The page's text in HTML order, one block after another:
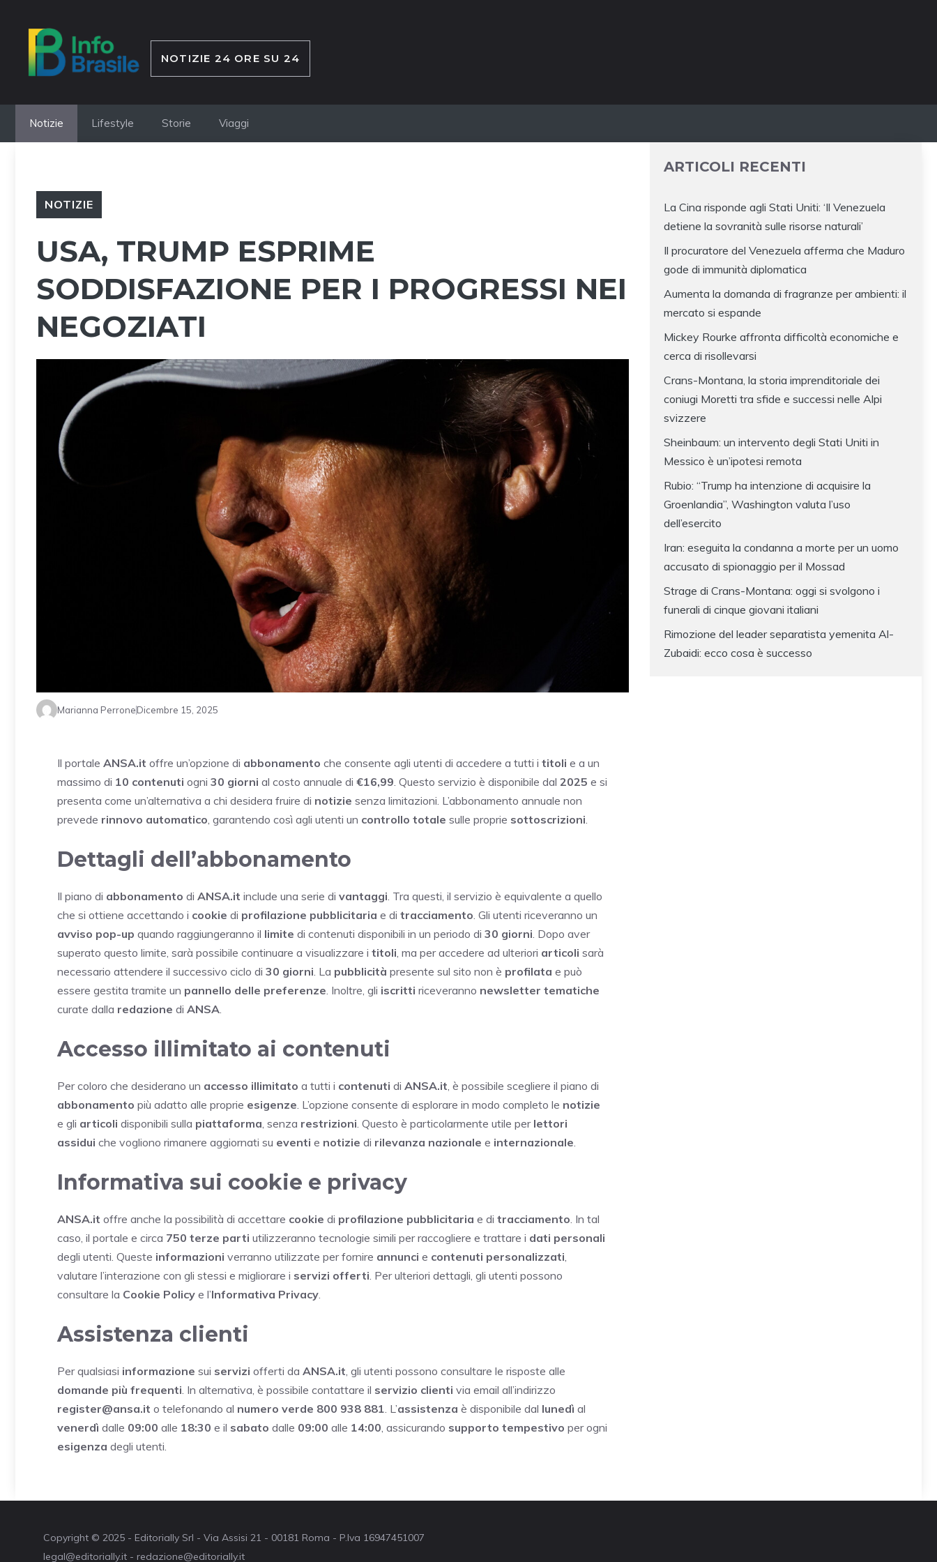
contenuto
NOTIZIE 24 ORE SU 24
Notizie Lifestyle Storie Viaggi
NOTIZIE
USA, TRUMP ESPRIME
SODDISFAZIONE PER I PROGRESSI NEI
NEGOZIATI
Marianna PerroneDicembre 15, 2025
Il portale ANSA.it offre un’opzione di abbonamento che consente agli utenti di accedere a tutti i titoli e a un
massimo di 10 contenuti ogni 30 giorni al costo annuale di €16,99. Questo servizio è disponibile dal 2025 e si
presenta come un’alternativa a chi desidera fruire di notizie senza limitazioni. L’abbonamento annuale non
prevede rinnovo automatico, garantendo così agli utenti un controllo totale sulle proprie sottoscrizioni.
Dettagli dell’abbonamento
Il piano di abbonamento di ANSA.it include una serie di vantaggi. Tra questi, il servizio è equivalente a quello
che si ottiene accettando i cookie di profilazione pubblicitaria e di tracciamento. Gli utenti riceveranno un
avviso pop-up quando raggiungeranno il limite di contenuti disponibili in un periodo di 30 giorni. Dopo aver
superato questo limite, sarà possibile continuare a visualizzare i titoli, ma per accedere ad ulteriori articoli sarà
necessario attendere il successivo ciclo di 30 giorni. La pubblicità presente sul sito non è profilata e può
essere gestita tramite un pannello delle preferenze. Inoltre, gli iscritti riceveranno newsletter tematiche
curate dalla redazione di ANSA.
Accesso illimitato ai contenuti
Per coloro che desiderano un accesso illimitato a tutti i contenuti di ANSA.it, è possibile scegliere il piano di
abbonamento più adatto alle proprie esigenze. L’opzione consente di esplorare in modo completo le notizie
e gli articoli disponibili sulla piattaforma, senza restrizioni. Questo è particolarmente utile per lettori
assidui che vogliono rimanere aggiornati su eventi e notizie di rilevanza nazionale e internazionale.
Informativa sui cookie e privacy
ANSA.it offre anche la possibilità di accettare cookie di profilazione pubblicitaria e di tracciamento. In tal
caso, il portale e circa 750 terze parti utilizzeranno tecnologie simili per raccogliere e trattare i dati personali
degli utenti. Queste informazioni verranno utilizzate per fornire annunci e contenuti personalizzati,
valutare l’interazione con gli stessi e migliorare i servizi offerti. Per ulteriori dettagli, gli utenti possono
consultare la Cookie Policy e l’Informativa Privacy.
Assistenza clienti
Per qualsiasi informazione sui servizi offerti da ANSA.it, gli utenti possono consultare le risposte alle
domande più frequenti. In alternativa, è possibile contattare il servizio clienti via email all’indirizzo
register@ansa.it o telefonando al numero verde 800 938 881. L’assistenza è disponibile dal lunedì al
venerdì dalle 09:00 alle 18:30 e il sabato dalle 09:00 alle 14:00, assicurando supporto tempestivo per ogni
esigenza degli utenti.
ARTICOLI RECENTI
La Cina risponde agli Stati Uniti: ‘Il Venezuela
detiene la sovranità sulle risorse naturali’
Il procuratore del Venezuela afferma che Maduro
gode di immunità diplomatica
Aumenta la domanda di fragranze per ambienti: il
mercato si espande
Mickey Rourke affronta difficoltà economiche e
cerca di risollevarsi
Crans-Montana, la storia imprenditoriale dei
coniugi Moretti tra sfide e successi nelle Alpi
svizzere
Sheinbaum: un intervento degli Stati Uniti in
Messico è un’ipotesi remota
Rubio: “Trump ha intenzione di acquisire la
Groenlandia”, Washington valuta l’uso
dell’esercito
Iran: eseguita la condanna a morte per un uomo
accusato di spionaggio per il Mossad
Strage di Crans-Montana: oggi si svolgono i
funerali di cinque giovani italiani
Rimozione del leader separatista yemenita Al-
Zubaidi: ecco cosa è successo
Copyright © 2025 - Editorially Srl - Via Assisi 21 - 00181 Roma - P.Iva 16947451007
legal@editorially.it - redazione@editorially.it